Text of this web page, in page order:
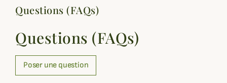
Questions (FAQs)
Questions (FAQs)
Poser une question